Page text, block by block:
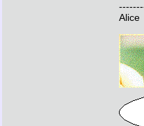
Alice